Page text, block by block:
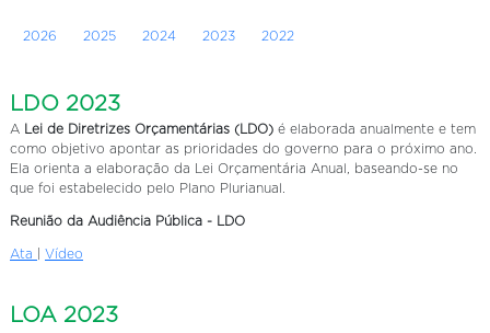
2026 2025 2024 2023 2022
LDO 2023
A Lei de Diretrizes Orçamentárias (LDO) é elaborada anualmente e tem
como objetivo apontar as prioridades do governo para o próximo ano.
Ela orienta a elaboração da Lei Orçamentária Anual, baseando-se no
que foi estabelecido pelo Plano Plurianual.
Reunião da Audiência Pública - LDO
Ata Vídeo
LOA 2023